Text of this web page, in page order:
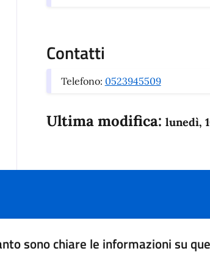
Contatti
Telefono: 0523945509
Ultima modifica: lunedì,
sono chiare le informazioni su